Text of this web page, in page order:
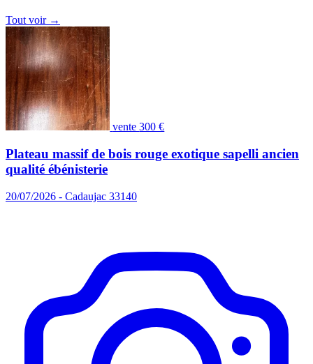
Tout voir →
vente300 €
Plateau massif de bois rouge exotique sapelli ancien
qualité ébénisterie
20/07/2026 - Cadaujac 33140